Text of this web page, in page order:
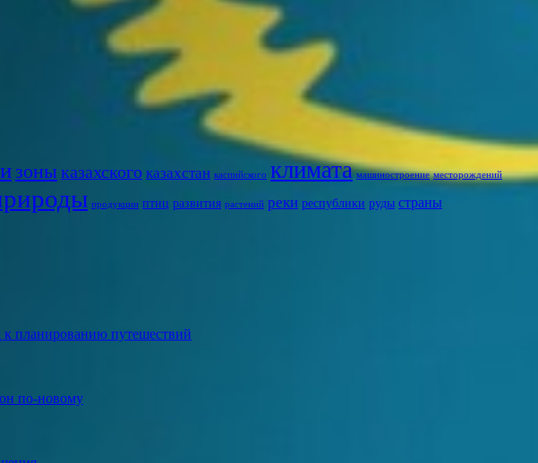
зоны казахского казахстан каспийского климата машиностроение месторождений
продукции птиц развития растений реки республики руды страны
к планированию путешествий
по-новому